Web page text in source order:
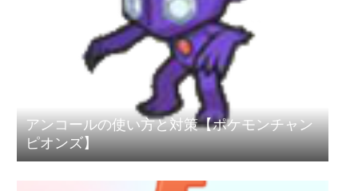
アンコールの使い方と対策【ポケモンチャン
ピオンズ】